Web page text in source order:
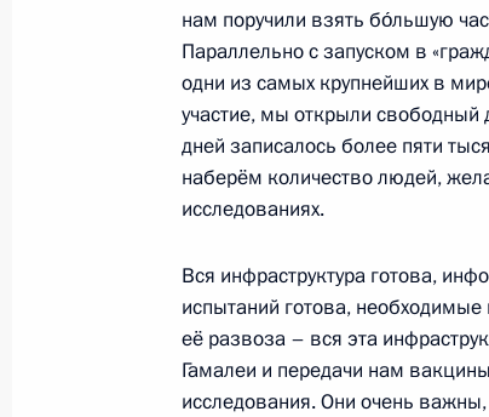
25 августа 2020 года,
Встреча с директором
Дмитрием Аристовым
25 августа 2020 года, 14:30
24 августа 2020 года,
Рабочая встреча с
Голубевым
нам поручили взять бо́льшую
Параллельно с запуском в
одни из самых крупнейших в
участие, мы открыли свободный
дней записалось более пяти
наберём количество людей,
исследованиях.
Вся инфраструктура готова,
испытаний готова,
её развоза – вся эта
Гамалеи и передачи нам
исследования. Они очень